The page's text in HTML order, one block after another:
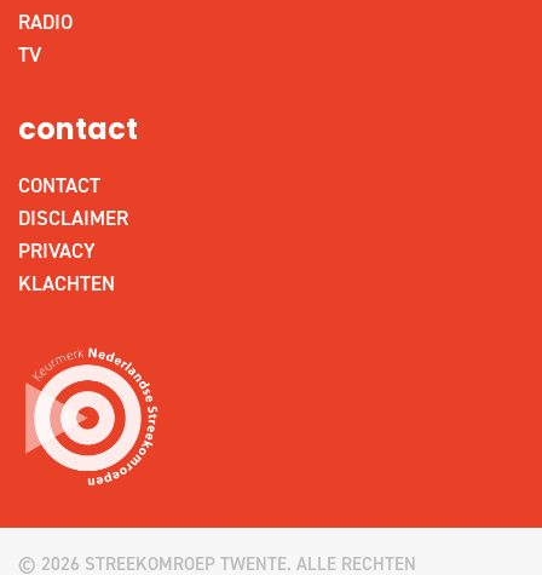
RADIO
TV
contact
CONTACT
DISCLAIMER
PRIVACY
KLACHTEN
© 2026 STREEKOMROEP TWENTE. ALLE RECHTEN